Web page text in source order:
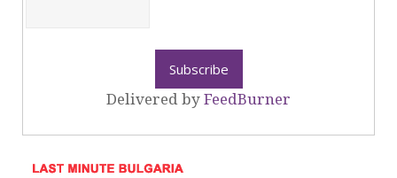
Delivered by FeedBurner